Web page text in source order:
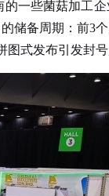
一些菌菇加工企
储备周期：前3
式发布引发封号